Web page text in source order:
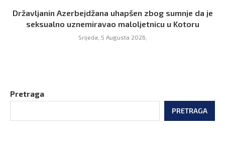
Državljanin Azerbejdžana uhapšen zbog sumnje da je
seksualno uznemiravao maloljetnicu u Kotoru
Srijeda, 5 Augusta 2026,
Pretraga
PRETRAGA